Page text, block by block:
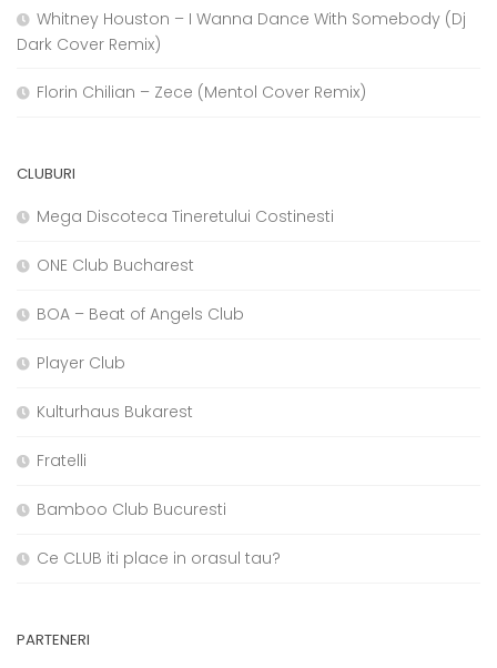
Whitney Houston – I Wanna Dance With Somebody (Dj
Dark Cover Remix)
Florin Chilian – Zece (Mentol Cover Remix)
CLUBURI
Mega Discoteca Tineretului Costinesti
ONE Club Bucharest
BOA – Beat of Angels Club
Player Club
Kulturhaus Bukarest
Fratelli
Bamboo Club Bucuresti
Ce CLUB iti place in orasul tau?
PARTENERI